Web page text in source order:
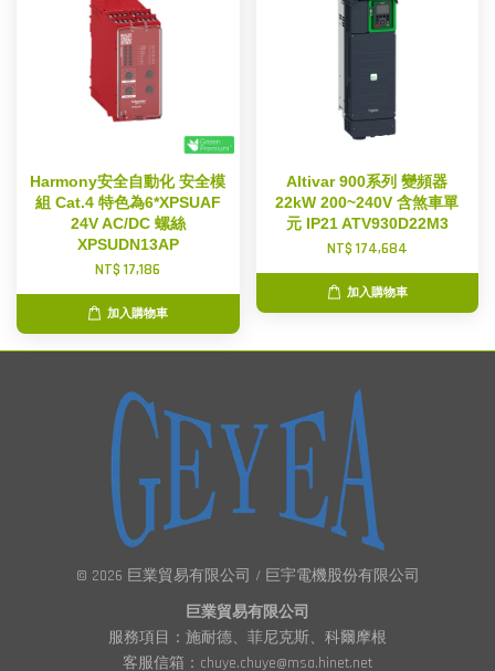
Harmony安全自動化 安全模
組 Cat.4 特色為6*XPSUAF
24V AC/DC 螺絲
XPSUDN13AP
NT$ 17,186
加入購物車
Altivar 900系列 變頻器
22kW 200~240V 含煞車單
元 IP21 ATV930D22M3
NT$ 174,684
加入購物車
© 2026 巨業貿易有限公司 / 巨宇電機股份有限公司
巨業貿易有限公司
服務項目：施耐德、菲尼克斯、科爾摩根
客服信箱：chuye.chuye@msa.hinet.net